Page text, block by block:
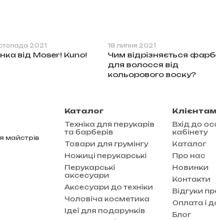
2021
від Moser! Kuno!
18 липня 2021
Чим відрізняється
для волосся від
кольорового воску?
майстрів
Каталог
Техніка для перукарів
та барберів
Товари для грумінгу
Ножиці перукарські
Перукарські
аксесуари
Аксесуари до техніки
Чоловіча косметика
Ідеї для подарунків
Клієнтам
Вхід до
кабінету
Каталог
Про нас
Новинки
Контакти
Відгуки
Оплата і
Блог